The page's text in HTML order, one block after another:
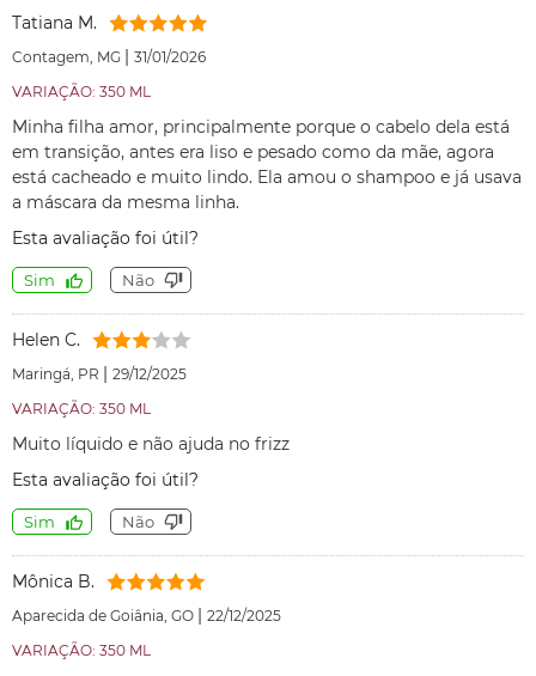
Tatiana M.
Contagem, MG | 31/01/2026
VARIAÇÃO: 350 ML
Minha filha amor, principalmente porque o cabelo dela está
em transição, antes era liso e pesado como da mãe, agora
está cacheado e muito lindo. Ela amou o shampoo e já usava
a máscara da mesma linha.
Esta avaliação foi útil?
Sim Não
Helen C.
Maringá, PR | 29/12/2025
VARIAÇÃO: 350 ML
Muito líquido e não ajuda no frizz
Esta avaliação foi útil?
Sim Não
Mônica B.
Aparecida de Goiânia, GO | 22/12/2025
VARIAÇÃO: 350 ML